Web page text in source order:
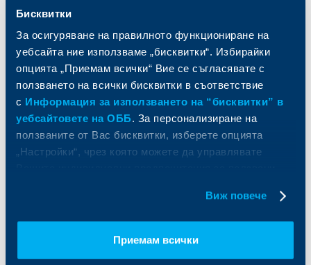
Бисквитки
За осигуряване на правилното функциониране на
уебсайта ние използваме „бисквитки“. Избирайки
опцията „Приемам всички“ Вие се съгласявате с
ползването на всички бисквитки в съответствие
с Информация за използването на “бисквитки” в
уебсайтовете на ОББ. За персонализиране на
ползваните от Вас бисквитки, изберете опцията
„Настройки“, чрез която можете да управлявате
Виж повече
Приемам всички
Спестявания и инвестиции
Частно банкиране
Застраховки
Актуализация на клиентски данни
Пазари, инвестиционно банкиране
и попечителски услуги
Факторинг
За ОББ
Кои сме ние
Европейско финансиране
Групата на KBC
ОББ Пенсионно осигуряване
ОББ Застрахователен брокер